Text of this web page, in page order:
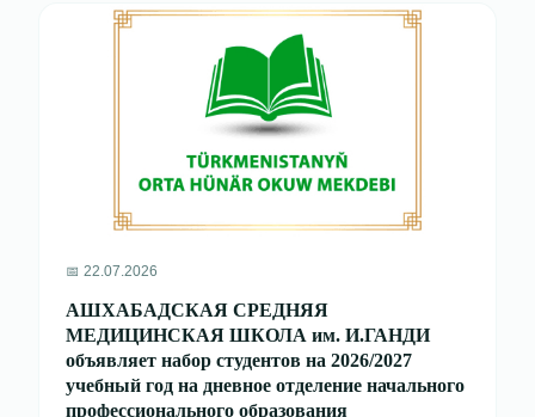
📅 22.07.2026
АШХАБАДСКАЯ СРЕДНЯЯ
МЕДИЦИНСКАЯ ШКОЛА им. И.ГАНДИ
объявляет набор студентов на 2026/2027
учебный год на дневное отделение начального
профессионального образования